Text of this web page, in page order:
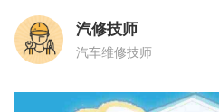
汽修技师
汽车维修技师